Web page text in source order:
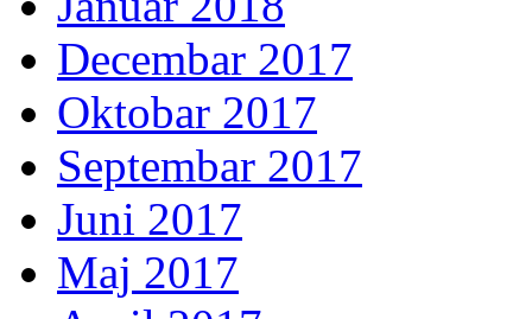
Decembar 2017
Oktobar 2017
Septembar 2017
Juni 2017
Maj 2017